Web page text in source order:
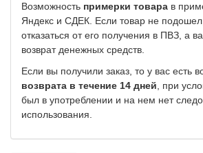
Возможность примерки товара в
Яндекс и СДЕК. Если товар не
отказаться от его получения в ПВЗ, а
возврат денежных средств.
Если вы получили заказ, то у вас есть
возврата в течение 14 дней , при
был в употреблении и на нем нет
использования.